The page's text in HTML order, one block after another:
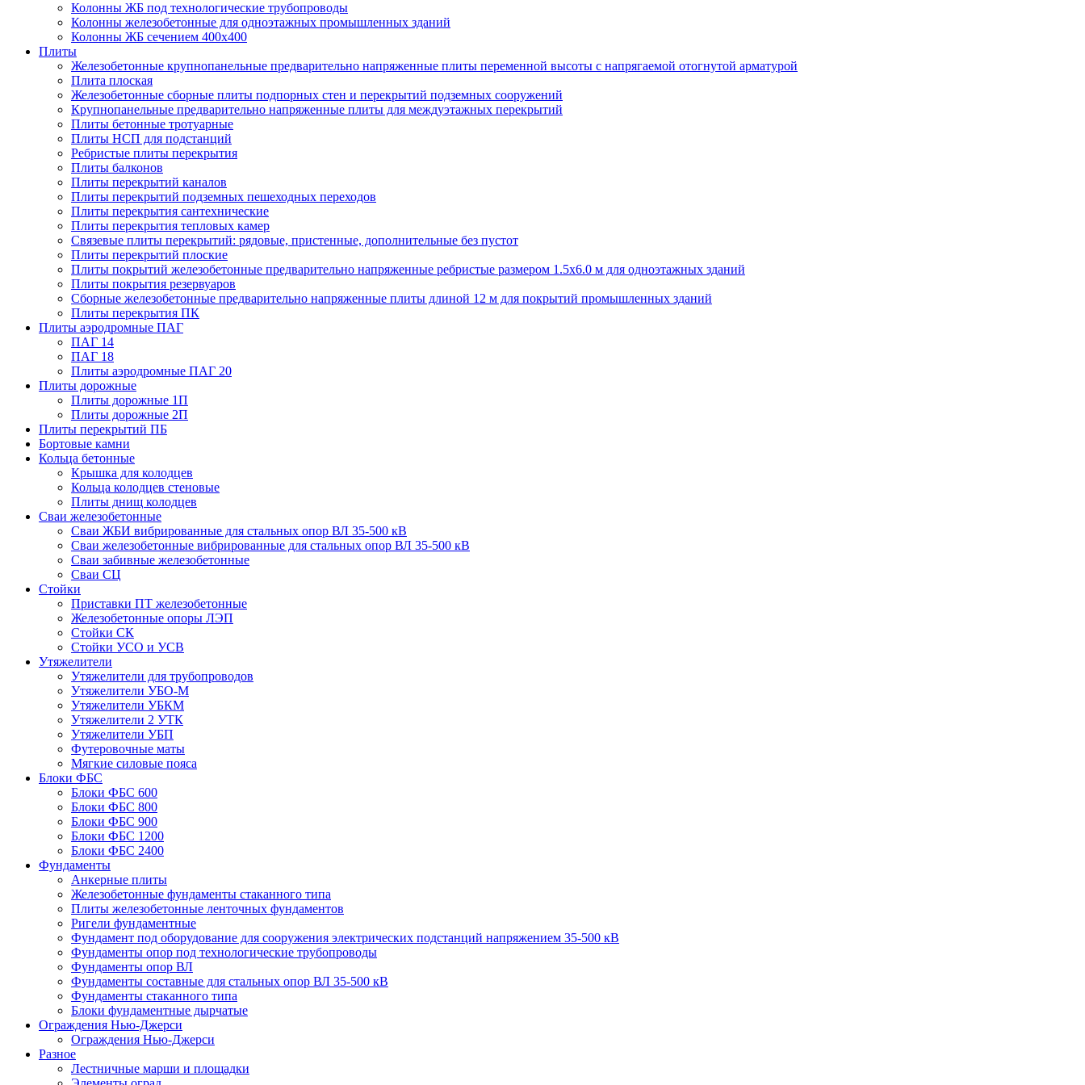
Колонны ЖБ под технологические трубопроводы
Колонны железобетонные для одноэтажных промышленных зданий
Колонны ЖБ сечением 400х400
Плиты
Железобетонные крупнопанельные предварительно напряженные плиты переменной высоты с напрягаемой отогнутой арматурой
Плита плоская
Железобетонные сборные плиты подпорных стен и перекрытий подземных сооружений
Крупнопанельные предварительно напряженные плиты для междуэтажных перекрытий
Плиты бетонные тротуарные
Плиты НСП для подстанций
Ребристые плиты перекрытия
Плиты балконов
Плиты перекрытий каналов
Плиты перекрытий подземных пешеходных переходов
Плиты перекрытия сантехнические
Плиты перекрытия тепловых камер
Связевые плиты перекрытий: рядовые, пристенные, дополнительные без пустот
Плиты перекрытий плоские
Плиты покрытий железобетонные предварительно напряженные ребристые размером 1.5х6.0 м для одноэтажных зданий
Плиты покрытия резервуаров
Сборные железобетонные предварительно напряженные плиты длиной 12 м для покрытий промышленных зданий
Плиты перекрытия ПК
Плиты аэродромные ПАГ
ПАГ 14
ПАГ 18
Плиты аэродромные ПАГ 20
Плиты дорожные
Плиты дорожные 1П
Плиты дорожные 2П
Плиты перекрытий ПБ
Бортовые камни
Кольца бетонные
Крышка для колодцев
Кольца колодцев стеновые
Плиты днищ колодцев
Сваи железобетонные
Сваи ЖБИ вибрированные для стальных опор ВЛ 35-500 кВ
Сваи железобетонные вибрированные для стальных опор ВЛ 35-500 кВ
Сваи забивные железобетонные
Сваи СЦ
Стойки
Приставки ПТ железобетонные
Железобетонные опоры ЛЭП
Стойки СК
Стойки УСО и УСВ
Утяжелители
Утяжелители для трубопроводов
Утяжелители УБО-М
Утяжелители УБКМ
Утяжелители 2 УТК
Утяжелители УБП
Футеровочные маты
Мягкие силовые пояса
Блоки ФБС
Блоки ФБС 600
Блоки ФБС 800
Блоки ФБС 900
Блоки ФБС 1200
Блоки ФБС 2400
Фундаменты
Анкерные плиты
Железобетонные фундаменты стаканного типа
Плиты железобетонные ленточных фундаментов
Ригели фундаментные
Фундамент под оборудование для сооружения электрических подстанций напряжением 35-500 кВ
Фундаменты опор под технологические трубопроводы
Фундаменты опор ВЛ
Фундаменты составные для стальных опор ВЛ 35-500 кВ
Фундаменты стаканного типа
Блоки фундаментные дырчатые
Ограждения Нью-Джерси
Ограждения Нью-Джерси
Разное
Лестничные марши и площадки